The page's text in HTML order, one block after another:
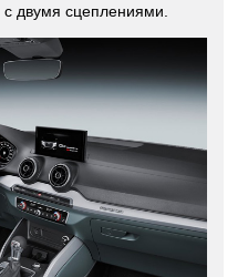
с двумя сцеплениями.